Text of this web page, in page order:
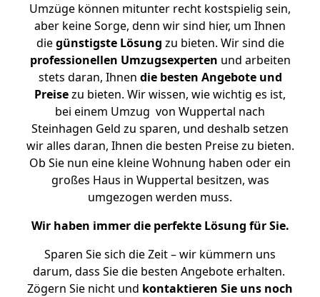
Umzüge können mitunter recht kostspielig sein,
aber keine Sorge, denn wir sind hier, um Ihnen
diegünstigste Lösung zu bieten. Wir sind die
professionellen Umzugsexperten und arbeiten
stets daran, Ihnen die besten Angebote und
Preisezu bieten. Wir wissen, wie wichtig es ist,
bei einem Umzug von Wuppertal nach
Steinhagen Geld zu sparen, und deshalb setzen
wir alles daran, Ihnen die besten Preise zu bieten.
Ob Sie nun eine kleine Wohnung haben oder ein
großes Haus in Wuppertal besitzen, was
umgezogen werden muss.
Wir haben immer die perfekte Lösung für Sie.
Sparen Sie sich die Zeit – wir kümmern uns
darum, dass Sie die besten Angebote erhalten.
Zögern Sie nicht und kontaktieren Sie uns noch